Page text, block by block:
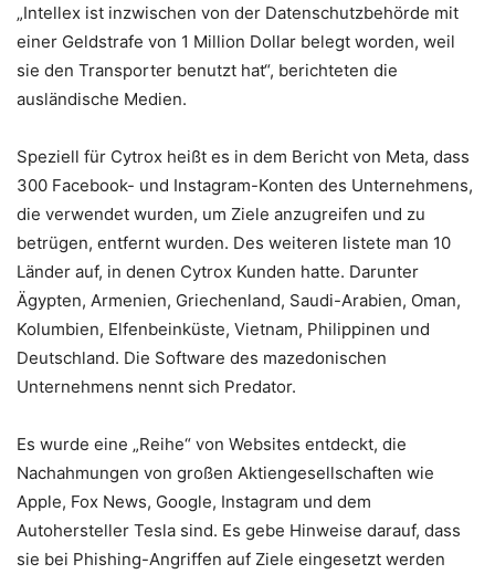
„Intellex ist inzwischen von der Datenschutzbehörde mit
einer Geldstrafe von 1 Million Dollar belegt worden, weil
sie den Transporter benutzt hat“, berichteten die
ausländische Medien.
Speziell für Cytrox heißt es in dem Bericht von Meta, dass
300 Facebook- und Instagram-Konten des Unternehmens,
die verwendet wurden, um Ziele anzugreifen und zu
betrügen, entfernt wurden. Des weiteren listete man 10
Länder auf, in denen Cytrox Kunden hatte. Darunter
Ägypten, Armenien, Griechenland, Saudi-Arabien, Oman,
Kolumbien, Elfenbeinküste, Vietnam, Philippinen und
Deutschland. Die Software des mazedonischen
Unternehmens nennt sich Predator.
Es wurde eine „Reihe“ von Websites entdeckt, die
Nachahmungen von großen Aktiengesellschaften wie
Apple, Fox News, Google, Instagram und dem
Autohersteller Tesla sind. Es gebe Hinweise darauf, dass
sie bei Phishing-Angriffen auf Ziele eingesetzt werden